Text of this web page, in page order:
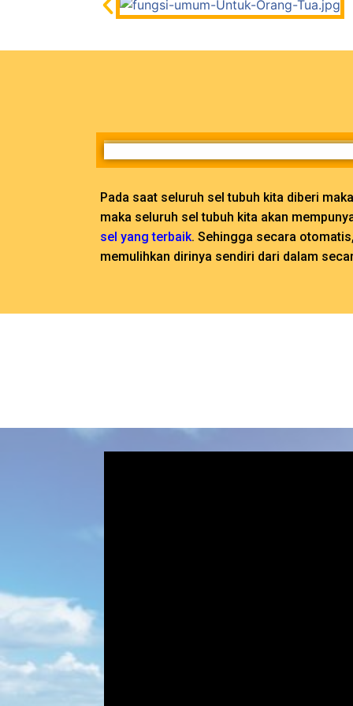
Pada saat seluruh sel tubuh kita diberi
maka seluruh sel tubuh kita akan
sel yang terbaik. Sehingga secara
memulihkan dirinya sendiri dari dalam